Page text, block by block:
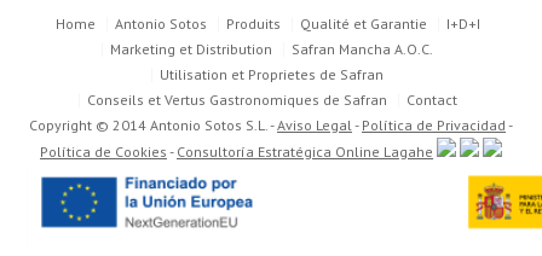
Home Antonio Sotos Produits Qualité et Garantie
I+D+I
Marketing et Distribution
Safran Mancha A.O.C.
Utilisation et Proprietes de Safran
Conseils et Vertus Gastronomiques de Safran
Contact
Copyright © 2014 Antonio Sotos S.L. -Aviso Legal- Política de Privacidad -
Política de Cookies - Consultoría Estratégica Online Lagahe